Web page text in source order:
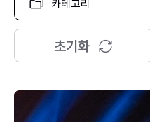
고
리
택
초기화